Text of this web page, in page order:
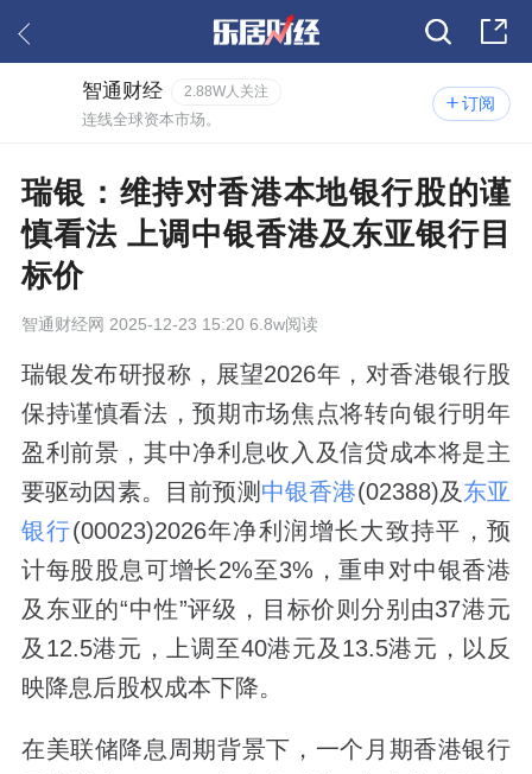
订阅
智通财经 2.88W人关注
连线全球资本市场。
瑞银：维持对香港本地银行股的谨
慎看法 上调中银香港及东亚银行目
标价
智通财经网 2025-12-23 15:20 6.8w阅读
瑞银发布研报称，展望2026年，对香港银行股
保持谨慎看法，预期市场焦点将转向银行明年
盈利前景，其中净利息收入及信贷成本将是主
要驱动因素。目前预测 中银香港(02388)及 东亚
银行(00023)2026年净利润增长大致持平，预
计每股股息可增长2%至3%，重申对中银香港
及东亚的“中性”评级，目标价则分别由37港元
及12.5港元，上调至40港元及13.5港元，以反
映降息后股权成本下降。
在美联储降息周期背景下，一个月期香港银行